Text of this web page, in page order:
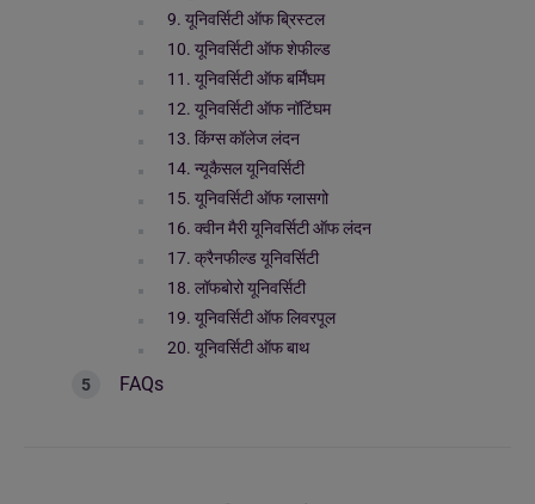
9. यूनिवर्सिटी ऑफ ब्रिस्टल
10. यूनिवर्सिटी ऑफ शेफील्ड
11. यूनिवर्सिटी ऑफ बर्मिंघम
12. यूनिवर्सिटी ऑफ नॉटिंघम
13. किंग्स कॉलेज लंदन
14. न्यूकैसल यूनिवर्सिटी
15. यूनिवर्सिटी ऑफ ग्लासगो
16. क्वीन मैरी यूनिवर्सिटी ऑफ लंदन
17. क्रैनफील्ड यूनिवर्सिटी
18. लॉफबोरो यूनिवर्सिटी
19. यूनिवर्सिटी ऑफ लिवरपूल
20. यूनिवर्सिटी ऑफ बाथ
FAQs